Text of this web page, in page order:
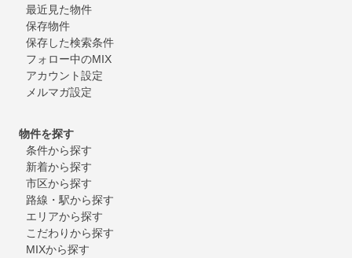
最近見た物件
保存物件
保存した検索条件
フォロー中のMIX
アカウント設定
メルマガ設定
物件を探す
条件から探す
新着から探す
市区から探す
路線・駅から探す
エリアから探す
こだわりから探す
MIXから探す